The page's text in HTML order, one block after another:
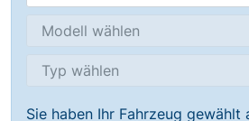
Sie haben Ihr Fahrzeug